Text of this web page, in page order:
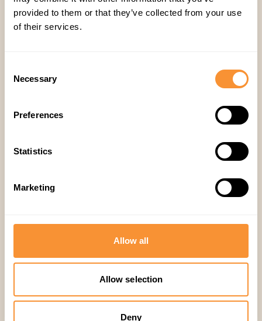
provided to them or that they’ve collected from your use
of their services.
Selection
Necessary
Preferences
Statistics
Marketing
Allow all
Allow selection
Deny